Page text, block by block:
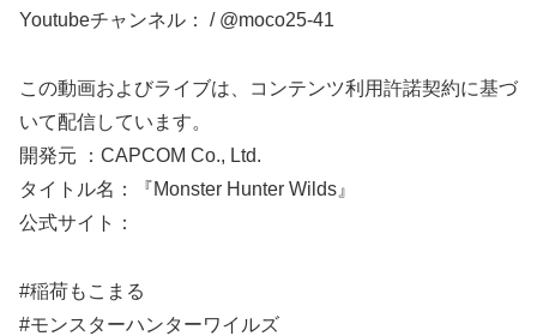
Youtubeチャンネル： / @moco25-41
この動画およびライブは、コンテンツ利用許諾契約に基づ
いて配信しています。
開発元 ：CAPCOM Co., Ltd.
タイトル名：『Monster Hunter Wilds』
公式サイト：
#稲荷もこまる
#モンスターハンターワイルズ